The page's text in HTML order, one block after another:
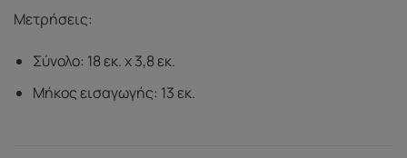
Μετρήσεις:
Σύνολο: 18 εκ. x 3,8 εκ.
Μήκος εισαγωγής: 13 εκ.